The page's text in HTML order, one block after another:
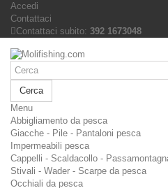
Accedi
Contattaci
Contattaci subito: 392 1673048
Cerca
Menu
Abbigliamento da pesca
Giacche - Pile - Pantaloni pesca
Impermeabili pesca
Cappelli - Scaldacollo -
Stivali - Wader - Scarpe da pesca
Occhiali da pesca